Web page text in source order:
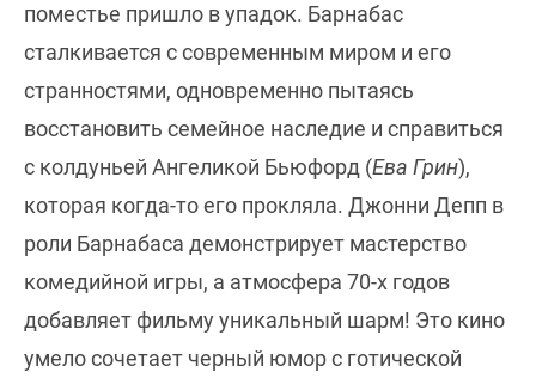
поместье пришло в упадок. Барнабас
сталкивается с современным миром и его
странностями, одновременно пытаясь
восстановить семейное наследие и справиться
с колдуньей Ангеликой Бьюфорд (Ева Грин),
которая когда-то его прокляла. Джонни Депп в
роли Барнабаса демонстрирует мастерство
комедийной игры, а атмосфера 70-х годов
добавляет фильму уникальный шарм! Это кино
умело сочетает черный юмор с готической